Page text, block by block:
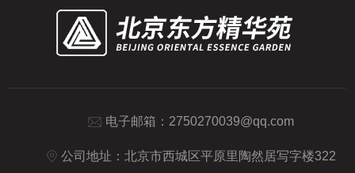
电子邮箱： 2750270039@qq.com
公司地址：北京市西城区平原里陶然居写字楼322